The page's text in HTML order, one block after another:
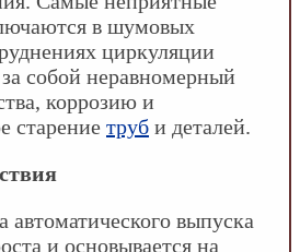
в шумовых
циркуляции
собой неравномерный
коррозию и
старение труб и деталей.
автоматического выпуска
и основывается на